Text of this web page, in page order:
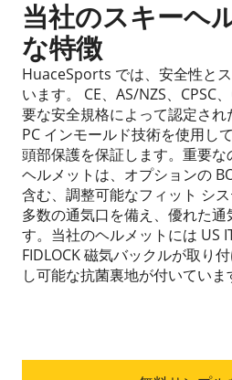
当社のスキーヘ
な特徴
HuaceSports では、安全性と
います。 CE、AS/NZS、CPSC
要な安全規格によって認定され
PC インモールド技術を使用し
頭部保護を保証します。重要
ヘルメットは、オプションの
含む、調整可能なフィット シス
多数の通気口を備え、優れた通
す。当社のヘルメットには US
FIDLOCK 磁気バックルが取り
し可能な抗菌裏地が付いていま